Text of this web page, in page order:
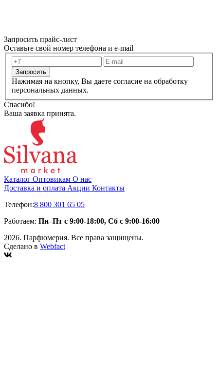
Запросить прайс-лист
Оставьте свой номер телефона и e-mail
Запросить
Нажимая на кнопку, Вы даете согласие на обработку
персональных данных.
Спасибо!
Ваша заявка принята.
Каталог Оптовикам О нас
Доставка и оплата Акции Контакты
Телефон:8 800 301 65 05
Работаем: Пн–Пт с 9:00-18:00, Сб с 9:00-16:00
2026. Парфюмерия. Все права защищены.
Сделано в Webfact